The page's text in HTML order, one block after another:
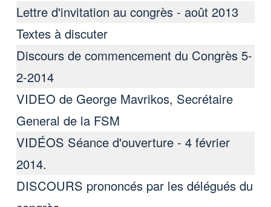
Lettre d'invitation au congrès - août 2013
Textes à discuter
Discours de commencement du Congrès 5-
2-2014
VIDEO de George Mavrikos, Secrétaire
General de la FSM
VIDÉOS Séance d'ouverture - 4 février
2014.
DISCOURS prononcés par les délégués du